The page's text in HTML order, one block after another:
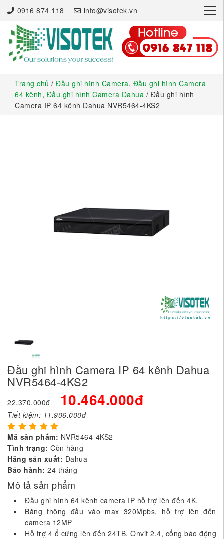
0916 874 118 info@visotek.vn ×
Trang chủ / Đầu ghi hình Camera, Đầu ghi hình Camera
64 kênh, Đầu ghi hình Camera Dahua / Đầu ghi hình
Camera IP 64 kênh Dahua NVR5464-4KS2
Đầu ghi hình Camera IP 64 kênh Dahua
NVR5464-4KS2
22.370.000đ 10.464.000đ
Tiết kiệm: 11.906.000đ
Mã sản phẩm: NVR5464-4KS2
Tình trạng: Còn hàng
Hãng sản xuất: Dahua
Bảo hành: 24 tháng
Mô tả sản phẩm
Đầu ghi hình 64 kênh camera IP hỗ trợ lên đến 4K.
Băng thông đầu vào max 320Mpbs, hỗ trợ lên đến
camera 12MP
Hỗ trợ 4 ổ cứng lên đến 24TB, Onvif 2.4, cổng báo động